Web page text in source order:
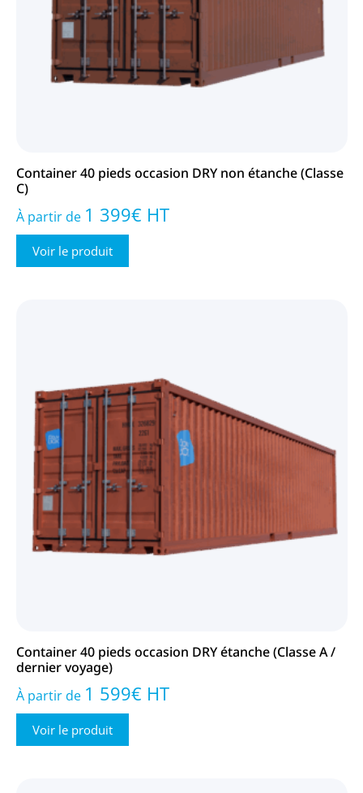
Container 40 pieds occasion DRY non étanche (Classe
C)
À partir de 1 399€ HT
Voir le produit
Container 40 pieds occasion DRY étanche (Classe A /
dernier voyage)
À partir de 1 599€ HT
Voir le produit